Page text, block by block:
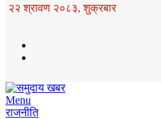
२२ श्रावण २०८३, शुक्रबार
Menu
राजनीति